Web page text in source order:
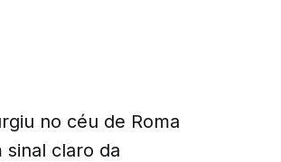
no céu de Roma
claro da